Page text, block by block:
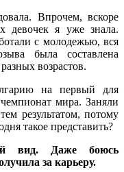
Впрочем, вскоре
девочек я уже знала.
с молодежью, вся
была составлена
возрастов.
на первый для
мира. Заняли
результатом, потому
такое представить?
вид. Даже боюсь
за карьеру.